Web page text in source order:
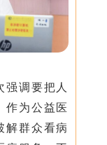
强调要把人
作为公益医
解群众看病